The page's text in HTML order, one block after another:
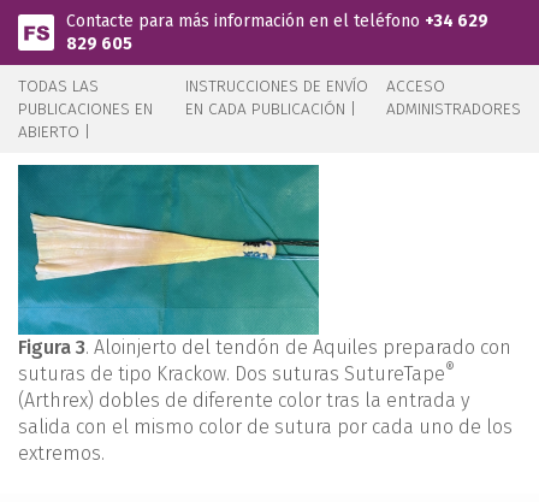
Pasar al contenido principal
Contacte para más información en el teléfono +34 629
829 605
TODAS LAS
PUBLICACIONES EN
ABIERTO |
INSTRUCCIONES DE ENVÍO
EN CADA PUBLICACIÓN |
ACCESO
ADMINISTRADORES
Figura 3. Aloinjerto del tendón de Aquiles preparado con
suturas de tipo Krackow. Dos suturas SutureTape®
(Arthrex) dobles de diferente color tras la entrada y
salida con el mismo color de sutura por cada uno de los
extremos.